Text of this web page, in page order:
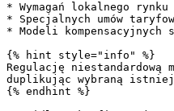
* Wymagań lokalnego rynku
* Specjalnych umów
* Modeli
{% hint style="info" %}
Regulację
duplikując wybraną
{% endhint %}